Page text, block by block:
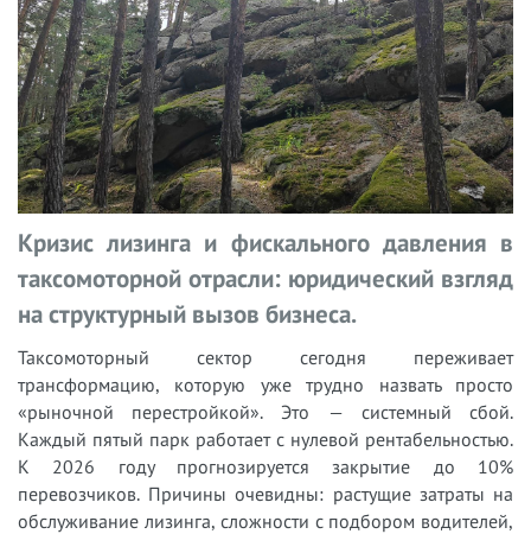
Кризис лизинга и фискального давления в
таксомоторной отрасли: юридический взгляд
на структурный вызов бизнеса.
Таксомоторный сектор сегодня переживает
трансформацию, которую уже трудно назвать просто
«рыночной перестройкой». Это — системный сбой.
Каждый пятый парк работает с нулевой рентабельностью.
К 2026 году прогнозируется закрытие до 10%
перевозчиков. Причины очевидны: растущие затраты на
обслуживание лизинга, сложности с подбором водителей,